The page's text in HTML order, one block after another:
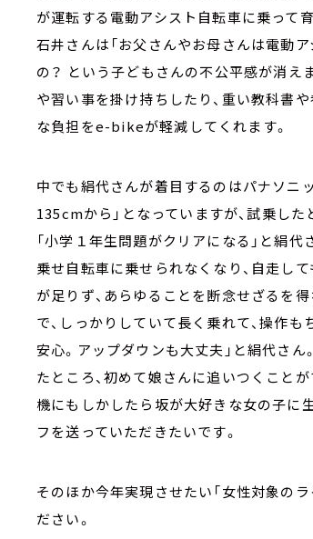
が運転する電動アシスト自転車に乗って
石井さんは「お父さんやお母さんは電動
の？ という子どもさんの不公平感が消え
や習い事を掛け持ちしたり、重い教科書
な負担をe-bikeが軽減してくれます。
中でも絹代さんが着目するのはパナソニッ
135cmから」となっていますが、試乗し
「小学１年生問題がクリアになる」と絹
乗せ自転車に乗せられなくなり、自走し
が足りず、あらゆることを断念せざるを
で、しっかりしていて長く乗れて、操作
安心。アップダウンも大丈夫」と絹代さ
たところ、初めて娘さんに追いつくこと
機にもしかしたら坂が大好きな女の子に
フを送っていただきたいです。
そのほか今年実現させたい「女性対象の
ださい。